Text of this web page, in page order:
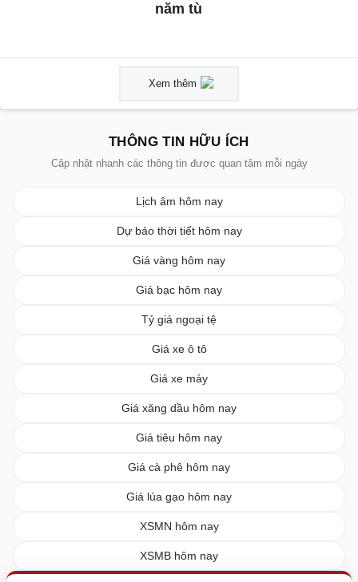
năm tù
Xem thêm
THÔNG TIN HỮU ÍCH
Cập nhật nhanh các thông tin được quan tâm mỗi ngày
Lịch âm hôm nay
Dự báo thời tiết hôm nay
Giá vàng hôm nay
Giá bạc hôm nay
Tỷ giá ngoại tệ
Giá xe ô tô
Giá xe máy
Giá xăng dầu hôm nay
Giá tiêu hôm nay
Giá cà phê hôm nay
Giá lúa gạo hôm nay
XSMN hôm nay
XSMB hôm nay